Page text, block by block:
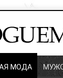
МОДА